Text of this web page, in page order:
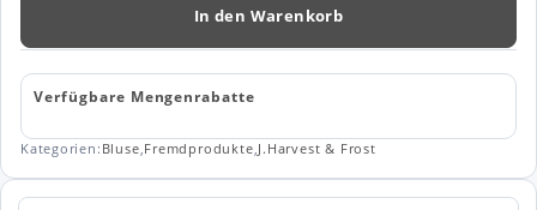
Menge
In den Warenkorb
Verfügbare Mengenrabatte
Kategorien: Bluse,Fremdprodukte,J.Harvest & Frost